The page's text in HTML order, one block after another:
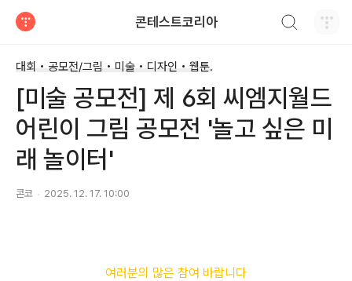
콘테스트코리아
대회 • 공모전/그림 • 미술 • 디자인 • 웹툰.
[미술 공모전] 제 6회 씨엠지월드
어린이 그림 공모전 '놀고 싶은 미
래 놀이터'
콘코 2025. 12. 17. 10:00
여러분의 많은 참여 바랍니다